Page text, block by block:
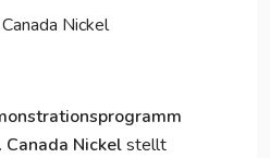
Nickel
. Canada Nickelstellt